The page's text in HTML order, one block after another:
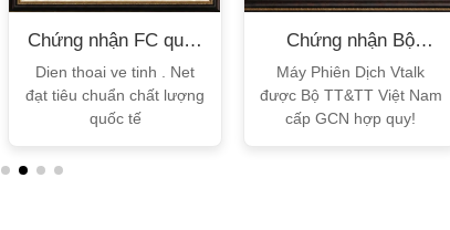
Chứng nhận FC quốc
tế
Dien thoai ve tinh . Net
đạt tiêu chuẩn chất lượng
quốc tế
Chứng nhận Bộ
TT&TT
Máy Phiên Dịch Vtalk
được Bộ TT&TT Việt Nam
cấp GCN hợp quy!